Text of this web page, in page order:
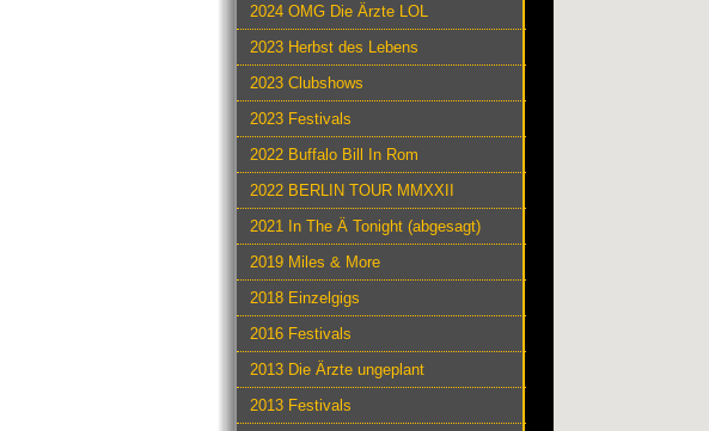
2024 OMG Die Ärzte LOL
2023 Herbst des Lebens
2023 Clubshows
2023 Festivals
2022 Buffalo Bill In Rom
2022 BERLIN TOUR MMXXII
2021 In The Ä Tonight (abgesagt)
2019 Miles & More
2018 Einzelgigs
2016 Festivals
2013 Die Ärzte ungeplant
2013 Festivals